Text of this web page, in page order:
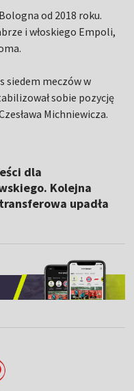
od 2018 roku.
i włoskiego Empoli,
siedem meczów w
sobie pozycję
Michniewicza.
dla
Kolejna
upadła